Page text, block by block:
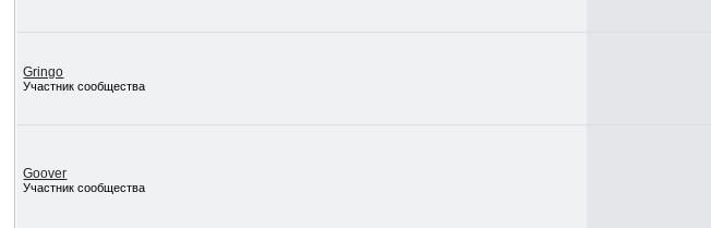
Gringo
Участник сообщества
Goover
Участник сообщества